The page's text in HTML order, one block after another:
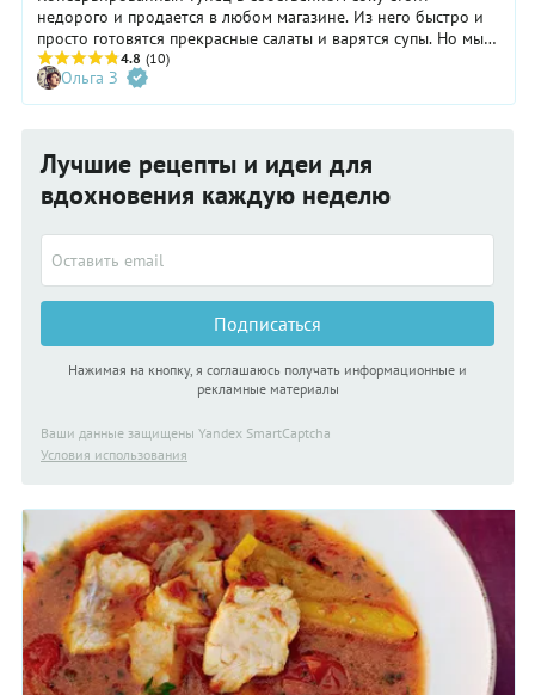
недорого и продается в любом магазине. Из него быстро и
просто готовятся прекрасные салаты и варятся супы. Но мы
не останавливаемся только на этих блюдах из тунца, а
готовим с консервированной рыбой открытые пироги и
пасту, фаршируем им помидоры и даже делаем вкуснейшие
4.8 (10)
Ольга З
Лучшие рецепты и идеи для
вдохновения каждую неделю
Подписаться
Нажимая на кнопку, я соглашаюсь получать информационные и
рекламные материалы
Ваши данные защищены Yandex SmartCaptcha
Условия использования